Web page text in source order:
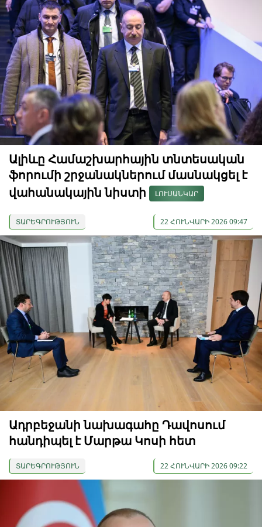
Ալիևը Համաշխարհային տնտեսական
ֆորումի շրջանակներում մասնակցել է
վահանակային նիստի
ԼՈՒՍԱՆԿԱՐ
ՏԱՐԵԳՐՈՒԹՅՈՒՆ 22 ՀՈՒՆՎԱՐԻ 2026 09:47
Ադրբեջանի նախագահը Դավոսում
հանդիպել է Մարթա Կոսի հետ
ՏԱՐԵԳՐՈՒԹՅՈՒՆ 22 ՀՈՒՆՎԱՐԻ 2026 09:22